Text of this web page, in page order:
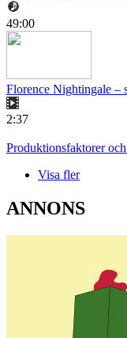
49:00
Florence Nightingale –
2:37
Produktionsfaktorer
Visa fler
ANNONS